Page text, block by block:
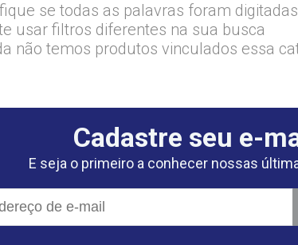
se todas as palavras foram
usar filtros diferentes na sua busca
não temos produtos vinculados essa
Cadastre seu e-
E seja o primeiro a conhecer nossas